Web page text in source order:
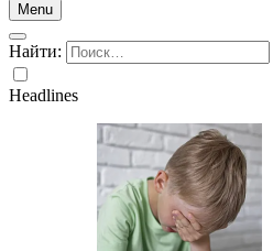
Menu
Найти:
Headlines